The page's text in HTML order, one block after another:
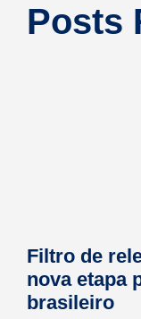
Posts
Filtro de
nova etapa
brasileiro